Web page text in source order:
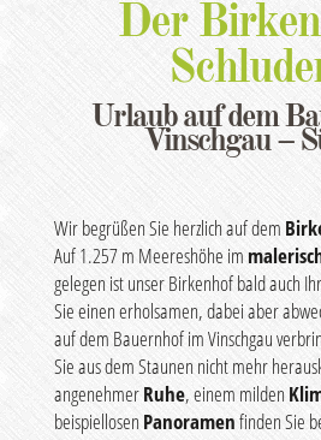
Der
Urlaub auf dem
Vinschgau –
Wir begrüßen Sie herzlich auf dem
Auf 1.257 m Meereshöhe im
gelegen ist unser Birkenhof bald auch
Sie einen erholsamen, dabei aber
auf dem Bauernhof im Vinschgau
Sie aus dem Staunen nicht mehr
angenehmerRuhe, einem milden
beispiellosen Panoramenfinden Sie